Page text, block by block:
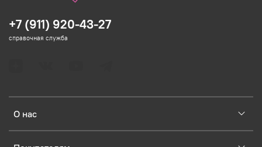
О нас
+7 (911) 920-43-27
справочная служба